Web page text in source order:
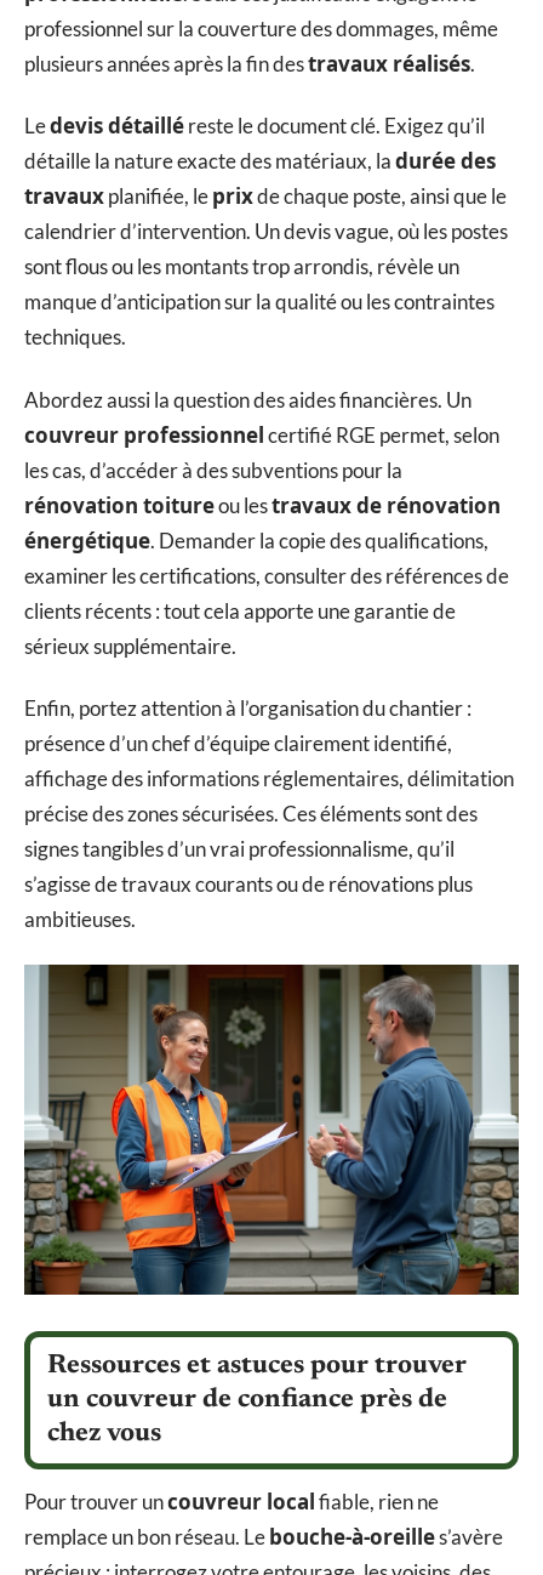
professionnel sur la couverture des dommages, même
plusieurs années après la fin destravaux réalisés.
Ledevis détailléreste le document clé. Exigez qu’il
détaille la nature exacte des matériaux, ladurée des
travauxplanifiée, leprixde chaque poste, ainsi que le
calendrier d’intervention. Un devis vague, où les postes
sont flous ou les montants trop arrondis, révèle un
manque d’anticipation sur la qualité ou les contraintes
techniques.
Abordez aussi la question des aides financières. Un
couvreur professionnelcertifié RGE permet, selon
les cas, d’accéder à des subventions pour la
rénovation toitureou lestravaux de rénovation
énergétique. Demander la copie des qualifications,
examiner les certifications, consulter des références de
clients récents : tout cela apporte une garantie de
sérieux supplémentaire.
Enfin, portez attention à l’organisation du chantier :
présence d’un chef d’équipe clairement identifié,
affichage des informations réglementaires, délimitation
précise des zones sécurisées. Ces éléments sont des
signes tangibles d’un vrai professionnalisme, qu’il
s’agisse de travaux courants ou de rénovations plus
ambitieuses.
Ressources et astuces pour trouver
un couvreur de confiance près de
chez vous
Pour trouver uncouvreur localfiable, rien ne
remplace un bon réseau. Lebouche-à-oreilles’avère